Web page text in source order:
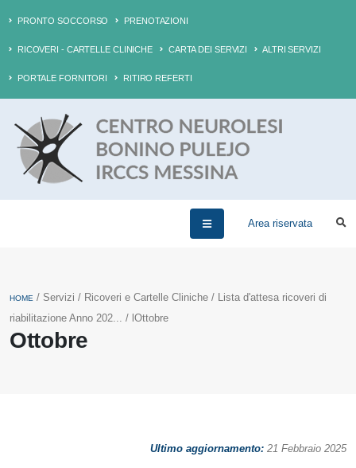
PRONTO SOCCORSO PRENOTAZIONI
RICOVERI - CARTELLE CLINICHE CARTA DEI SERVIZI ALTRI SERVIZI
PORTALE FORNITORI RITIRO REFERTI
Area riservata
Ottobre
HOME / Servizi / Ricoveri e Cartelle Cliniche / Lista d'attesa ricoveri di
riabilitazione Anno 202... / lOttobre
Ultimo aggiornamento: 21 Febbraio 2025